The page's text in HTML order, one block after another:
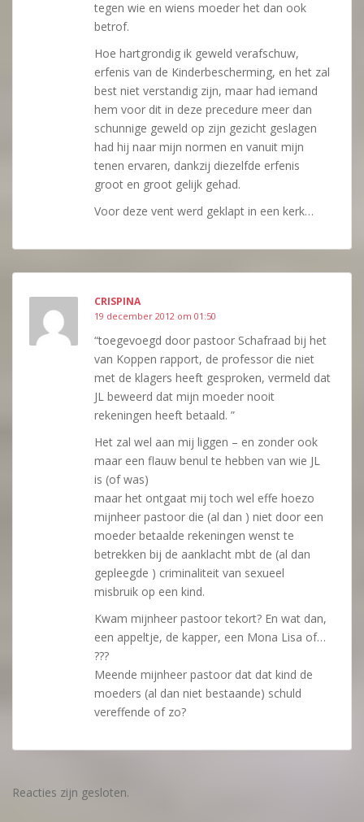
tegen wie en wiens moeder het dan ook
betrof.
Hoe hartgrondig ik geweld verafschuw,
erfenis van de Kinderbescherming, en het zal
best niet verstandig zijn, maar had iemand
hem voor dit in deze precedure meer dan
schunnige geweld op zijn gezicht geslagen
had hij naar mijn normen en vanuit mijn
tenen ervaren, dankzij diezelfde erfenis
groot en groot gelijk gehad.
Voor deze vent werd geklapt in een kerk…
CRISPINA
19 december 2012 om 01:50
“toegevoegd door pastoor Schafraad bij het
van Koppen rapport, de professor die niet
met de klagers heeft gesproken, vermeld dat
JL beweerd dat mijn moeder nooit
rekeningen heeft betaald. ”
Het zal wel aan mij liggen – en zonder ook
maar een flauw benul te hebben van wie JL
is (of was)
maar het ontgaat mij toch wel effe hoezo
mijnheer pastoor die (al dan ) niet door een
moeder betaalde rekeningen wenst te
betrekken bij de aanklacht mbt de (al dan
gepleegde ) criminaliteit van sexueel
misbruik op een kind.
Kwam mijnheer pastoor tekort? En wat dan,
een appeltje, de kapper, een Mona Lisa of…
???
Meende mijnheer pastoor dat dat kind de
moeders (al dan niet bestaande) schuld
vereffende of zo?
Reacties zijn gesloten.